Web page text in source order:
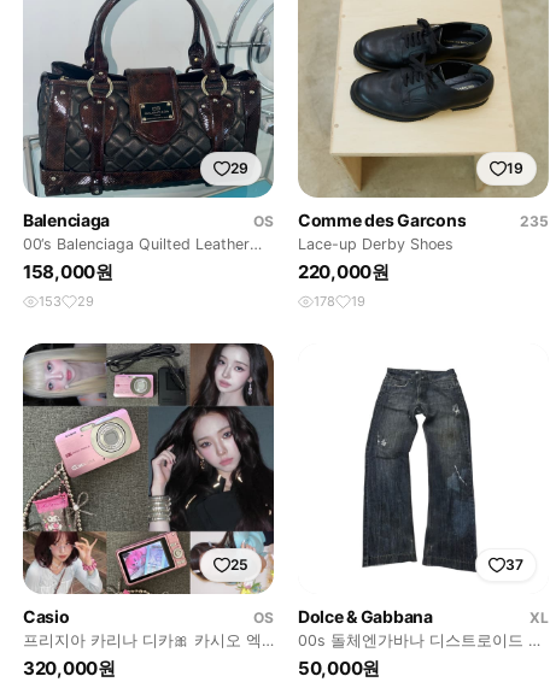
29
Balenciaga
OS
00‘s Balenciaga Quilted Leather
Bag
158,000원
153 29
19
Comme des Garcons
235
Lace-up Derby Shoes
220,000원
178 19
25
Casio
OS
프리지아 카리나 디카🎀 카시오 엑
슬림 EX-Z85 핑크 정품충전기
320,000원
37
Dolce & Gabbana
XL
00s 돌체엔가바나 디스트로이드 데
님
50,000원